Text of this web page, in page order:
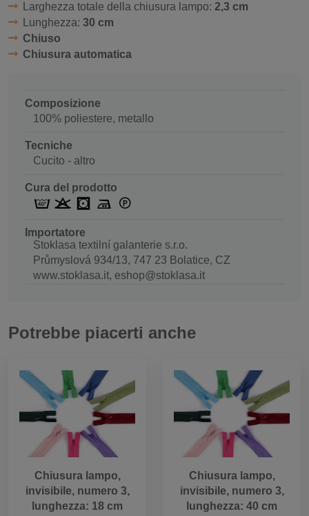
Larghezza totale della chiusura lampo: 2,3 cm
Lunghezza: 30 cm
Chiuso
Chiusura automatica
Composizione
100% poliestere, metallo
Tecniche
Cucito - altro
Cura del prodotto
Importatore
Stoklasa textilní galanterie s.r.o.
Průmyslová 934/13, 747 23 Bolatice, CZ
www.stoklasa.it, eshop@stoklasa.it
Potrebbe piacerti anche
Chiusura lampo,
invisibile, numero 3,
lunghezza: 18 cm
Chiusura lampo,
invisibile, numero 3,
lunghezza: 40 cm